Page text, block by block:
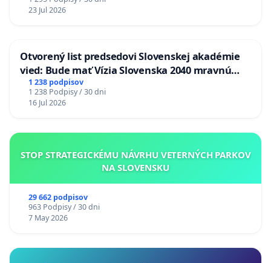
23 Jul 2026
Otvorený list predsedovi Slovenskej akadémie
vied: Bude mať Vízia Slovenska 2040 mravnú
chrbticu?
1 238 podpisov
1 238 Podpisy / 30 dni
16 Jul 2026
STOP STRATEGICKÉMU NÁVRHU VETERNÝCH PARKOV
NA SLOVENSKU
29 662 podpisov
963 Podpisy / 30 dni
7 May 2026